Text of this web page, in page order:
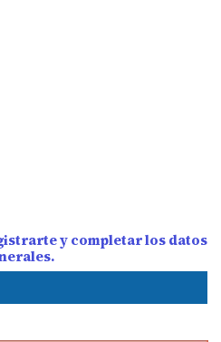
y completar los datos